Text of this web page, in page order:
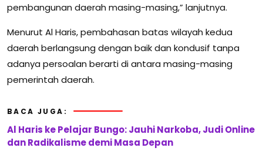
pembangunan daerah masing-masing,” lanjutnya.
Menurut Al Haris, pembahasan batas wilayah kedua
daerah berlangsung dengan baik dan kondusif tanpa
adanya persoalan berarti di antara masing-masing
pemerintah daerah.
BACA JUGA:
Al Haris ke Pelajar Bungo: Jauhi Narkoba, Judi Online
dan Radikalisme demi Masa Depan